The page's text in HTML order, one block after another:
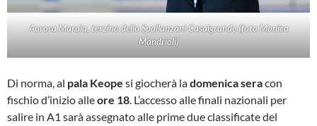
Aurora Maraia, terzino dello Spallanzani Casalgrande(foto Monica
Mandrioli)
Di norma, al pala Keope si giocherà ladomenica seracon
fischio d’inizio alleore 18. L’accesso alle finali nazionali per
salire in A1 sarà assegnato alle prime due classificate del